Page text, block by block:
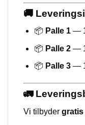
🚚
📦 Palle 1—
📦 Palle 2—
📦 Palle 3—
🚛
Vi tilbyder gratis